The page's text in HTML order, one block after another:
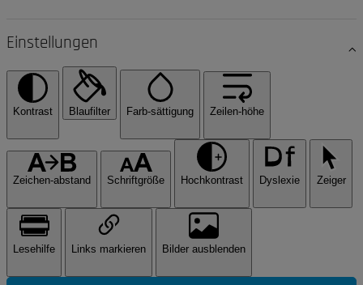
Einstellungen
Kontrast Blaufilter Farb-sättigung Zeilen-höhe
Zeichen-abstand Schriftgröße Hochkontrast Dyslexie Zeiger
Lesehilfe Links markieren Bilder ausblenden